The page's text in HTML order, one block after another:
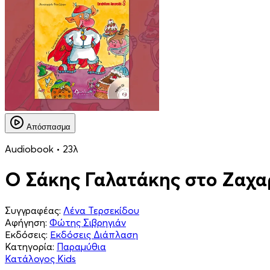
Απόσπασμα
Audiobook • 23λ
Ο Σάκης Γαλατάκης στο
Συγγραφέας: Λένα Τερσεκίδου
Αφήγηση: Φώτης Σιβρηγιάν
Εκδόσεις: Εκδόσεις Διάπλαση
Κατηγορία: Παραμύθια
Κατάλογος Kids